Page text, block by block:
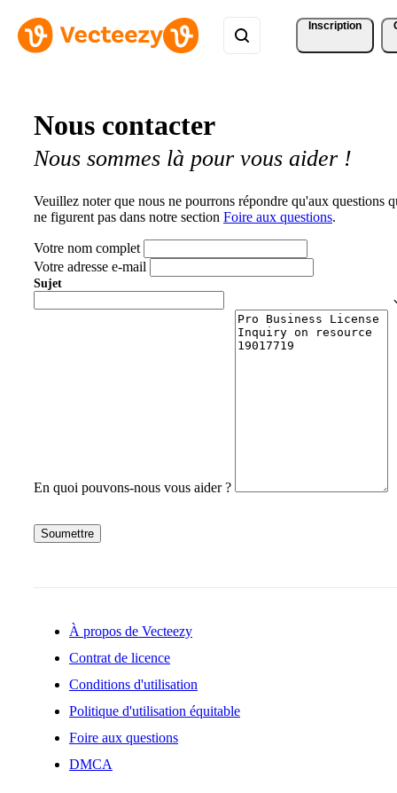
Inscription
Nous contacter
Nous sommes là pour vous aider !
Veuillez noter que nous ne pourrons répondre qu'aux questions
ne figurent pas dans notre section Foire aux questions.
Votre nom complet
Votre adresse e-mail
Sujet
En quoi pouvons-nous vous aider ?
Soumettre
À propos de Vecteezy
Contrat de licence
Conditions d'utilisation
Politique d'utilisation équitable
Foire aux questions
DMCA